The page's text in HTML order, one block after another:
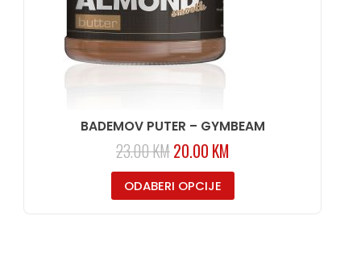
BADEMOV PUTER – GYMBEAM
23.00KM20.00 KM
ODABERI OPCIJE